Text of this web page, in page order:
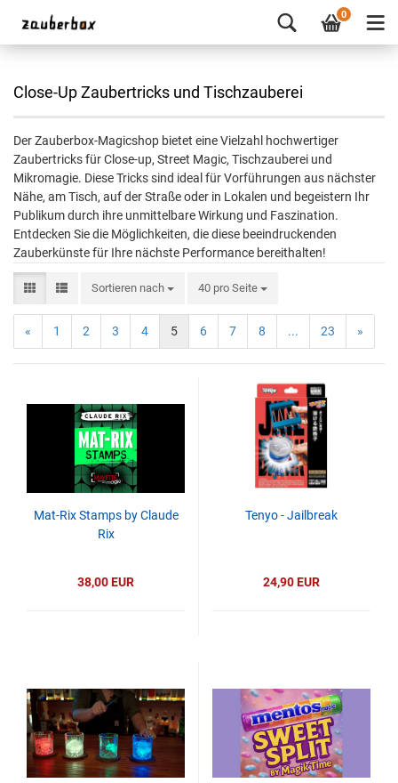
0
Close-Up Zaubertricks und Tischzauberei
Der Zauberbox-Magicshop bietet eine Vielzahl hochwertiger
Zaubertricks für Close-up, Street Magic, Tischzauberei und
Mikromagie. Diese Tricks sind ideal für Vorführungen aus nächster
Nähe, am Tisch, auf der Straße oder in Lokalen und begeistern Ihr
Publikum durch ihre unmittelbare Wirkung und Faszination.
Entdecken Sie die Möglichkeiten, die diese beeindruckenden
Zauberkünste für Ihre nächste Performance bereithalten!
Sortieren nach 40 pro Seite
« 1 2 3 4 5 6 7 8 ... 23 »
Mat-Rix Stamps by Claude
Rix
38,00 EUR
Tenyo - Jailbreak
24,90 EUR